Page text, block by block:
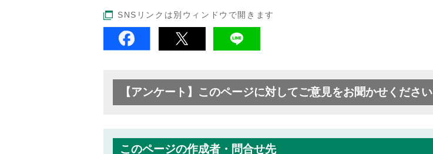
SNSリンクは別ウィンドウで開きます
【アンケート】このページに対してご意見をお聞かせください
このページの作成者・問合せ先